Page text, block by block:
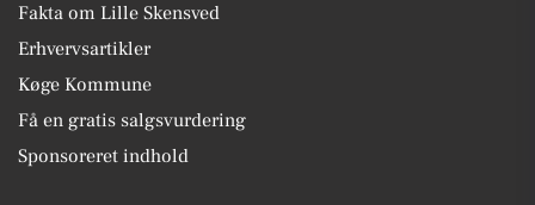
Fakta om Lille Skensved
Erhvervsartikler
Køge Kommune
Få en gratis salgsvurdering
Sponsoreret indhold